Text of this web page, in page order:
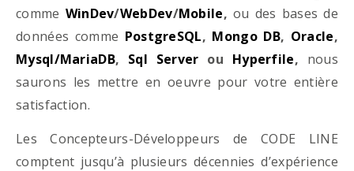
comme WinDev/WebDev/Mobile, ou des bases de
données comme PostgreSQL, Mongo DB, Oracle,
Mysql/MariaDB, Sql Server ou Hyperfile, nous
saurons les mettre en oeuvre pour votre entière
satisfaction.
Les Concepteurs-Développeurs de CODE LINE
comptent jusqu’à plusieurs décennies d’expérience